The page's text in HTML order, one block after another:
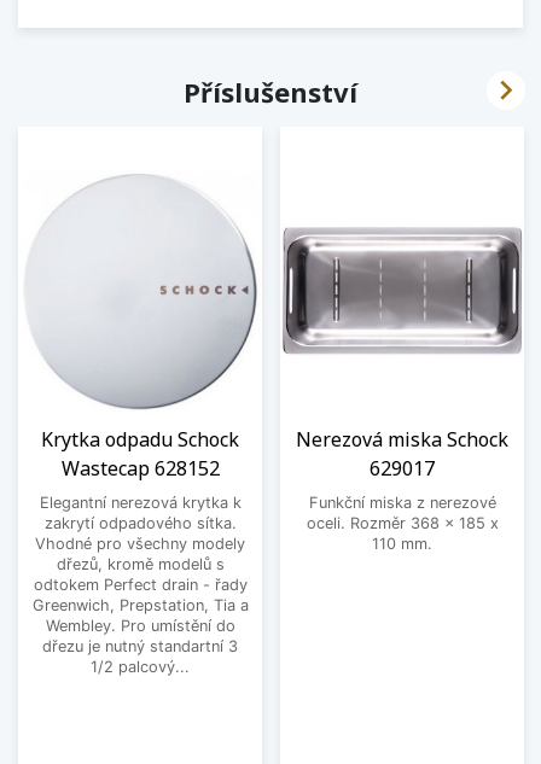
Příslušenství
Krytka odpadu Schock
Wastecap 628152
Elegantní nerezová krytka k
zakrytí odpadového sítka.
Vhodné pro všechny modely
dřezů, kromě modelů s
odtokem Perfect drain - řady
Greenwich, Prepstation, Tia a
Wembley. Pro umístění do
dřezu je nutný standartní 3
1/2 palcový...
Nerezová miska Schock
629017
Funkční miska z nerezové
oceli. Rozměr 368 x 185 x
110 mm.
